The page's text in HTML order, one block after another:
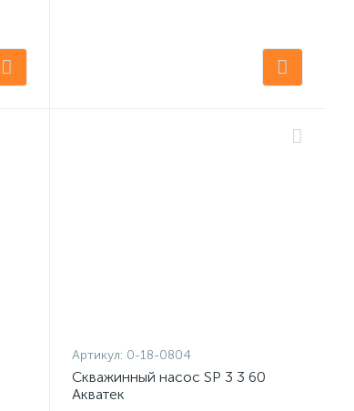
Артикул: 0-18-0804
Скважинный насос SP 3 3 60
Акватек